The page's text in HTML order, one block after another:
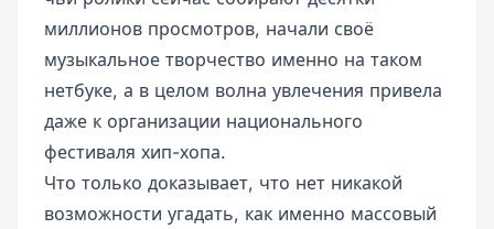
миллионов просмотров, начали своё
музыкальное творчество именно на таком
нетбуке, а в целом волна увлечения привела
даже к организации национального
фестиваля хип-хопа.
Что только доказывает, что нет никакой
возможности угадать, как именно массовый